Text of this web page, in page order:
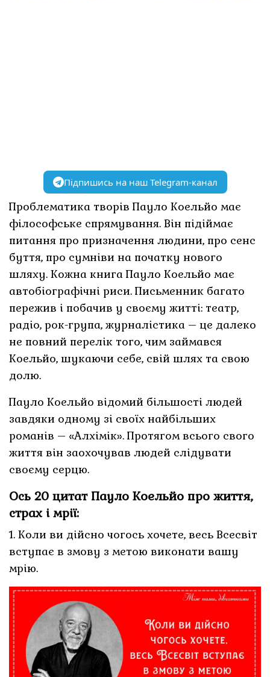
Підпишись на наш Telegram-канал
Проблематика творів Пауло Коельйо має
філософське спрямування. Він підіймає
питання про призначення людини, про сенс
буття, про сумніви на початку нового
шляху. Кожна книга Пауло Коельйо має
автобіографічні риси. Письменник багато
пережив і побачив у своєму житті: театр,
радіо, рок-група, журналістика – це далеко
не повний перелік того, чим займався
Коельйо, шукаючи себе, свій шлях та свою
долю.
Пауло Коельйо відомий більшості людей
завдяки одному зі своїх найбільших
романів – «Алхімік». Протягом всього свого
життя він заохочував людей слідувати
своєму серцю.
Ось 20 цитат Пауло Коельйо про життя,
страх і мрії:
1. Коли ви дійсно чогось хочете, весь Всесвіт
вступає в змову з метою виконати вашу
мрію.